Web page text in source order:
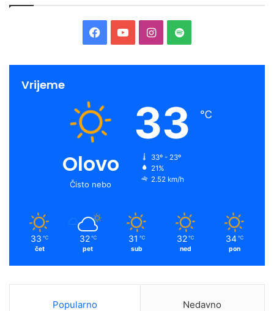
Facebook
YouTubeInstagram
Spotify
Vrijeme
Olovo
Čisto nebo
33 ℃
33º - 23º
21%
2.52 km/h
33 ℃
čet
32 ℃
pet
31 ℃
sub
32 ℃
ned
34 ℃
pon
Popularno Nedavno